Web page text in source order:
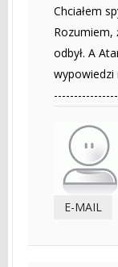
Chciałem
Rozumiem,
odbył. A
wypowiedzi
E-MAIL